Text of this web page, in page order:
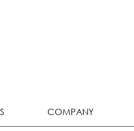
COMPANY